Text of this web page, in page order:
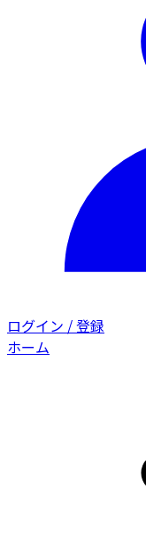
ログイン / 登録
ホーム